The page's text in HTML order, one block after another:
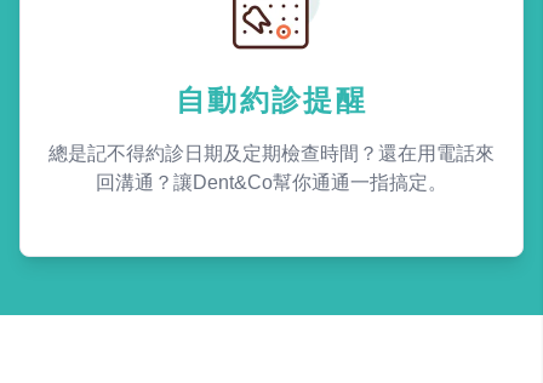
自動約診提醒
總是記不得約診日期及定期檢查時間？還在用電話來
回溝通？讓Dent&Co幫你通通一指搞定。